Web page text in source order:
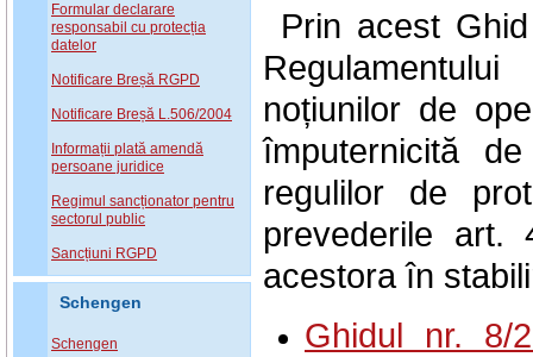
Formular declarare
responsabil cu protecția
datelor
Notificare Breșă RGPD
Notificare Breșă L.506/2004
Informații plată amendă
persoane juridice
Regimul sancționator pentru
sectorul public
Sancțiuni RGPD
Schengen
Schengen
Prin acest
noțiunilor de
împuternicită
regulilor de
prevederile art.
acestora în
Ghidul nr. 8/